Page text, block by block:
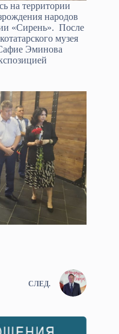
на территории
народов
«Сирень». После
музея
Эминова
СЛЕД.